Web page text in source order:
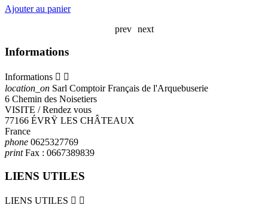
Ajouter au panier
prev
next
Informations
Informations  
location_on Sarl Comptoir Français de l'Arquebuserie
6 Chemin des Noisetiers
VISITE / Rendez vous
77166 ÉVRŸ LES CHÂTEAUX
France
phone 0625327769
printFax : 0667389839
LIENS UTILES
LIENS UTILES  